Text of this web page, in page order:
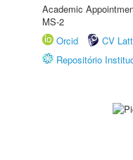
Academic
MS-2
Orcid
CV
Repositório